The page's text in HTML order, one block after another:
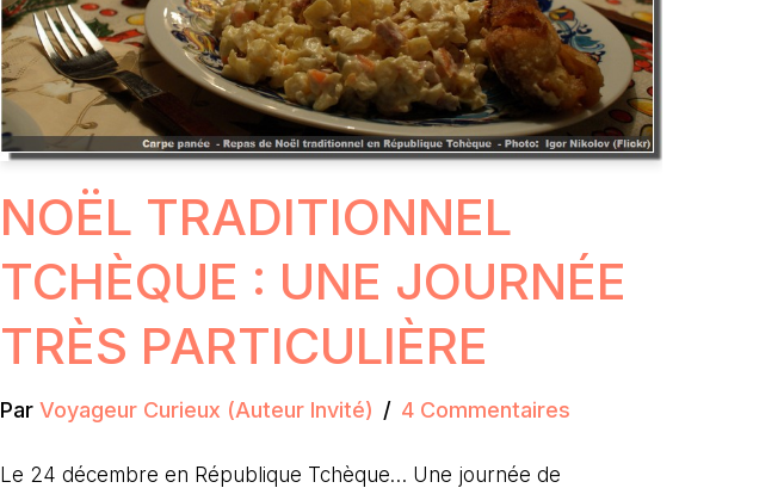
NOËL TRADITIONNEL
TCHÈQUE : UNE JOURNÉE
TRÈS PARTICULIÈRE
Par Voyageur Curieux (Auteur Invité) 4 Commentaires
Le 24 décembre en République Tchèque… Une journée de